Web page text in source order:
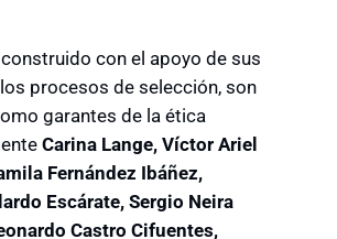
con el apoyo de sus
procesos de selección, son
garantes de la ética
Carina Lange, Víctor Ariel
Fernández Ibáñez,
Escárate, Sergio Neira
Castro Cifuentes,